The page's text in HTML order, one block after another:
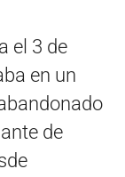
el 3 de
en un
de